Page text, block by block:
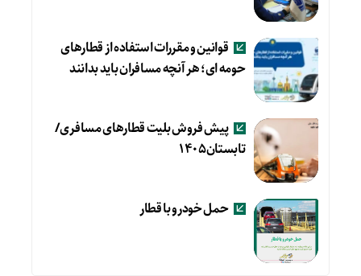
قوانین و مقررات استفاده از قطارهای
حومه ای؛ هر آنچه مسافران باید بدانند
پیش فروش بلیت قطارهای مسافری/
تابستان۱۴۰۵
حمل خودرو با قطار